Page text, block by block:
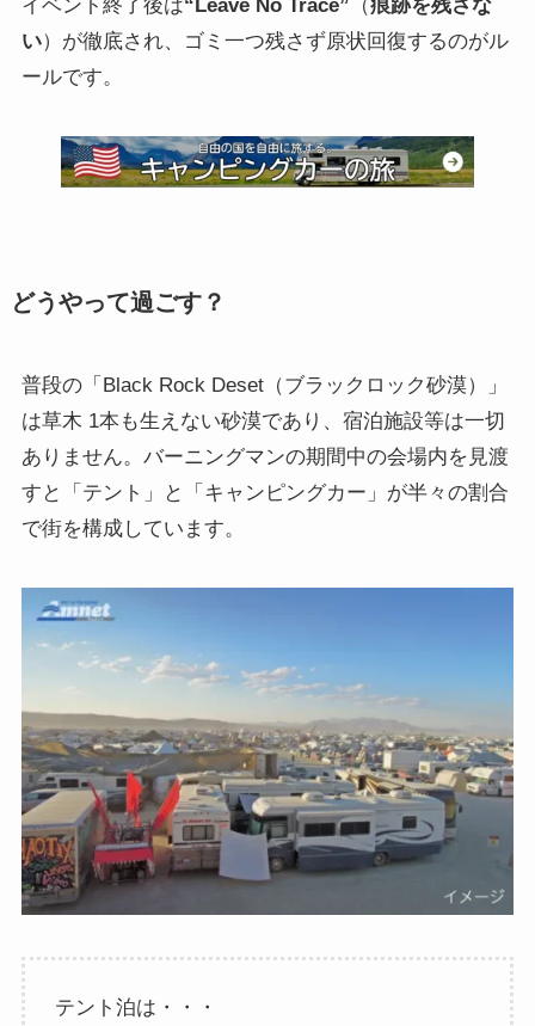
イベント終了後は“Leave No Trace” （痕跡を残さな
い）が徹底され、ゴミ一つ残さず原状回復するのがル
ールです。
どうやって過ごす？
普段の「Black Rock Deset（ブラックロック砂漠）」
は草木 1本も生えない砂漠であり、宿泊施設等は一切
ありません。バーニングマンの期間中の会場内を見渡
すと「テント」と「キャンピングカー」が半々の割合
で街を構成しています。
テント泊は・・・